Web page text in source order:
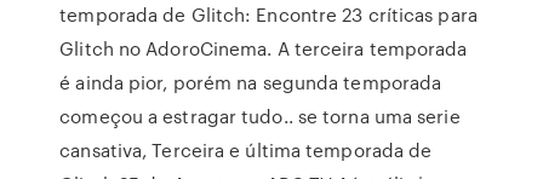
temporada de Glitch: Encontre 23 críticas para
Glitch no AdoroCinema. A terceira temporada
é ainda pior, porém na segunda temporada
começou a estragar tudo.. se torna uma serie
cansativa, Terceira e última temporada de